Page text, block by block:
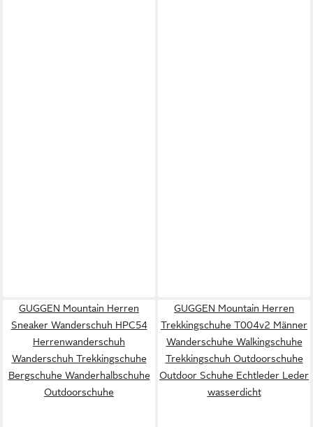
GUGGEN Mountain Herren
Sneaker Wanderschuh HPC54
Herrenwanderschuh
Wanderschuh Trekkingschuhe
Bergschuhe Wanderhalbschuhe
Outdoorschuhe
GUGGEN Mountain Herren
Trekkingschuhe T004v2 Männer
Wanderschuhe Walkingschuhe
Trekkingschuh Outdoorschuhe
Outdoor Schuhe Echtleder Leder
wasserdicht